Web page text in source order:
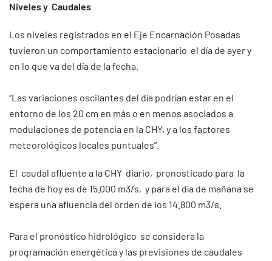
Niveles y Caudales
Los niveles registrados en el Eje Encarnación Posadas
tuvieron un comportamiento estacionario el día de ayer y
en lo que va del día de la fecha.
“Las variaciones oscilantes del día podrían estar en el
entorno de los 20 cm en más o en menos asociados a
modulaciones de potencia en la CHY, y a los factores
meteorológicos locales puntuales”.
El caudal afluente a la CHY diario, pronosticado para la
fecha de hoy es de 15.000 m3/s, y para el día de mañana se
espera una afluencia del orden de los 14.800 m3/s.
Para el pronóstico hidrológico se considera la
programación energética y las previsiones de caudales